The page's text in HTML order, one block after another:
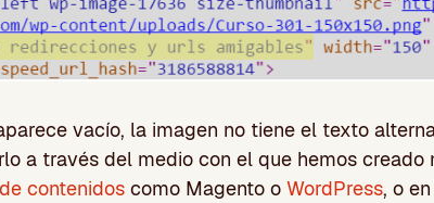
vacío, la imagen no tiene el texto
a través del medio con el que hemos creado
contenidos como Magento o WordPress, o